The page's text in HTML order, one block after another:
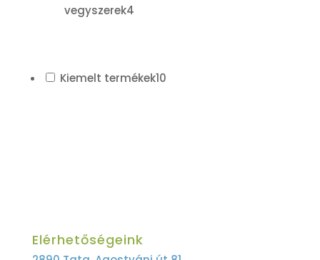
vegyszerek4
Kiemelt termékek10
Elérhetőségeink